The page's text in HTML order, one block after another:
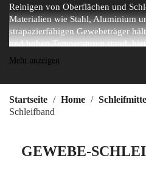
Reinigen von Oberflächen und
Materialien wie Stahl, Aluminium
strapazierfähigen Gewebeträger
und hohen Temperaturen stand,
und gleichmäßigen Verschleiß.
Mehr anzeigen
Startseite Home
Schleifband
GEWEBE-